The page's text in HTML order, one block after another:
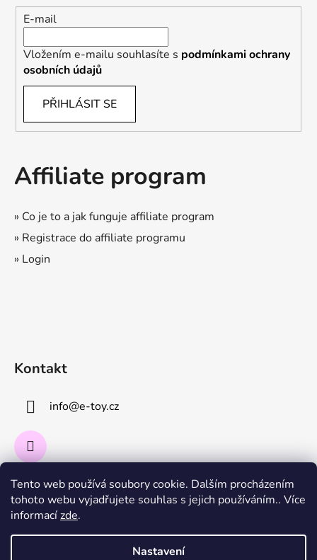
Tento web používá soubory cookie. Dalším procházením
tohoto webu vyjadřujete souhlas s jejich používáním.. Více
informacízde.
Nastavení
E-mail
Vložením e-mailu souhlasíte s podmínkami ochrany
osobních údajů
PŘIHLÁSIT SE
Affiliate program
» Co je to a jak funguje affiliate program
» Registrace do affiliate programu
» Login
Kontakt
info@e-toy.cz
Instagram
Sledovat na Instagramu